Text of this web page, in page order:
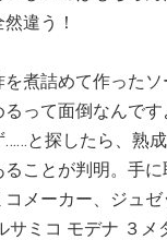
違う！
煮詰めて作った
って面倒なんで
と探したら、熟
ことが判明。手
メーカー、ジュ
サミコ モデナ ３メ